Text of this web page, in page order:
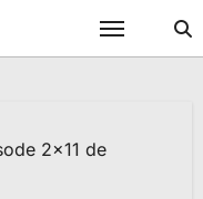
2×11 de